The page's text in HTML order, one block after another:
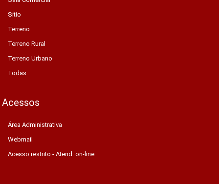
Sítio
Terreno
Terreno Rural
Terreno Urbano
Todas
Acessos
Área Administrativa
Webmail
Acesso restrito - Atend. on-line